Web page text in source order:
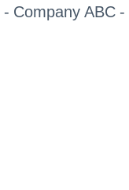
- Company ABC -